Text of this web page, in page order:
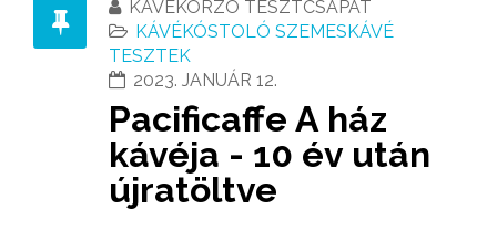
KÁVÉKORZÓ TESZTCSAPAT
KÁVÉKÓSTOLÓ SZEMESKÁVÉ
TESZTEK
2023. JANUÁR 12.
Pacificaffe A ház
kávéja - 10 év után
újratöltve